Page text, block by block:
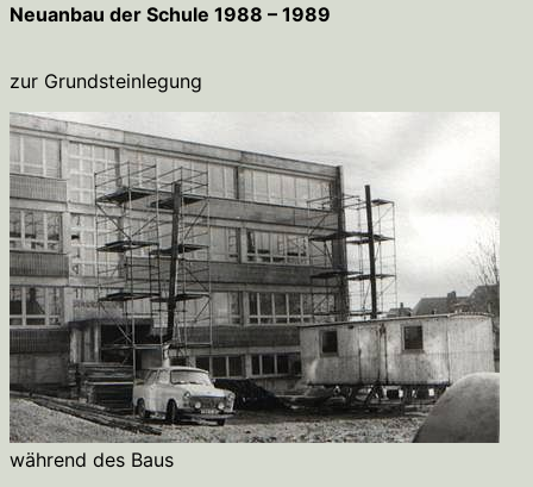
Neuanbau der Schule 1988 – 1989
zur Grundsteinlegung
während des Baus